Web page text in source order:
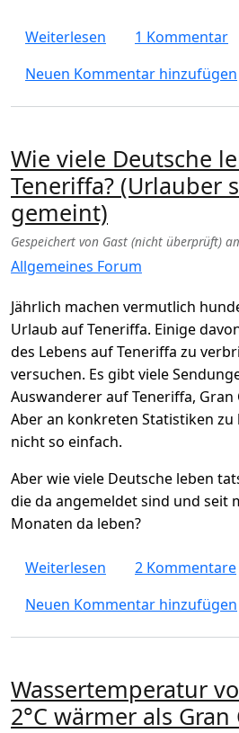
Weiterlesen über Wie viele
1 Kommentar
Neuen Kommentar hinzufügen
Wie viele Deutsche
Teneriffa? (Urlauber
gemeint)
Gespeichert von Gast (nicht überprüft)
Allgemeines Forum
Jährlich machen vermutlich
Urlaub auf Teneriffa. Einige
des Lebens auf Teneriffa zu
versuchen. Es gibt viele
Auswanderer auf Teneriffa, Gran
Aber an konkreten Statistiken
nicht so einfach.
Aber wie viele Deutsche leben
die da angemeldet sind und seit
Monaten da leben?
Weiterlesen über Wie viele
2 Kommentare
Neuen Kommentar hinzufügen
Wassertemperatur
2°C wärmer als Gran